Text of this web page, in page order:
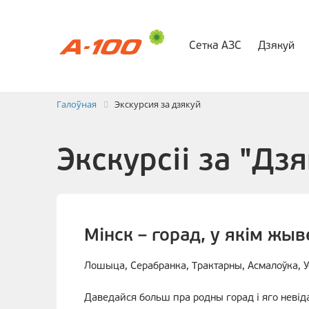
Сетка АЗС Дзякуй
Галоўная Экскурсия за дзякуй
Экскурсіі за
Мінск – горад, у якім
Лошыца, Серабранка, Трактарны, Асмалоўка,
Даведайся больш пра родны горад і яго